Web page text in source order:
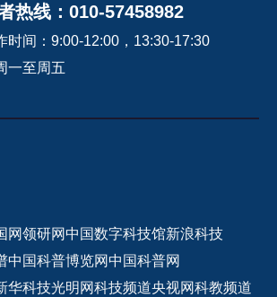
热线：010-57458982
时间：9:00-12:00，13:30-17:30
一至周五
网领研网中国数字科技馆新浪科技
中国科普博览网中国科普网
华科技光明网科技频道央视网科教频道